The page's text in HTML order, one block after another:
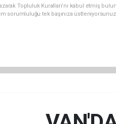
Topluluk Kuralları’nı kabul etmiş
sorumluluğu tek başınıza